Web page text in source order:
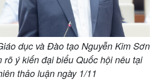
dục và Đào tạo Nguyễn Kim Sơn
rõ ý kiến đại biểu Quốc hội nêu tại
thảo luận ngày 1/11